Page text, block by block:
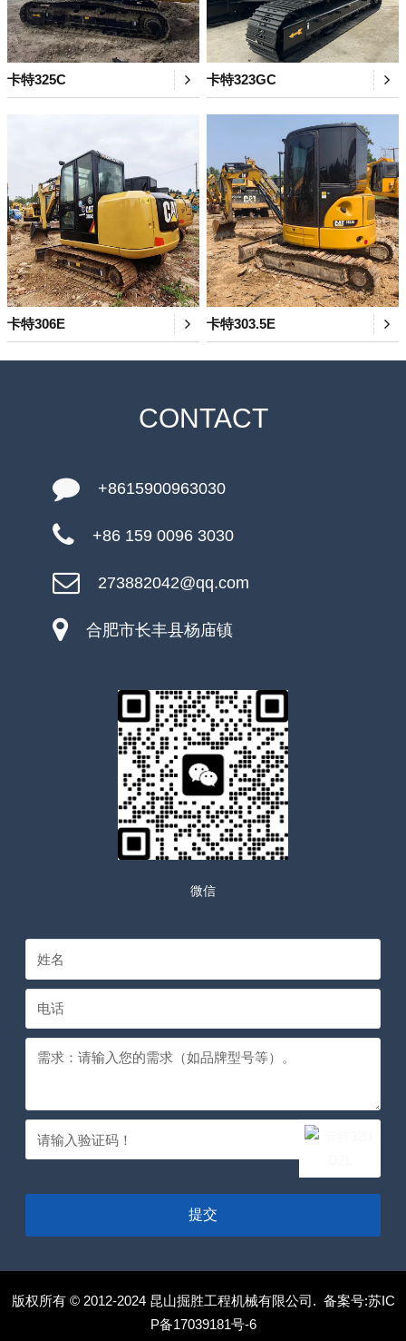
卡特325C 卡特323GC
卡特306E 卡特303.5E
CONTACT
+8615900963030
+86 159 0096 3030
273882042@qq.com
合肥市长丰县杨庙镇
微信
提交
版权所有 © 2012-2024 昆山掘胜工程机械有限公司. 备案号:苏IC
P备17039181号-6